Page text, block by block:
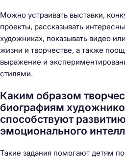
Можно устраивать выставки,
проекты, рассказывать
художниках, показывать видео
жизни и творчестве, а также
выражение и
стилями.
Каким образом
биографиям
способствуют развитию
эмоционального
Такие задания помогают детям